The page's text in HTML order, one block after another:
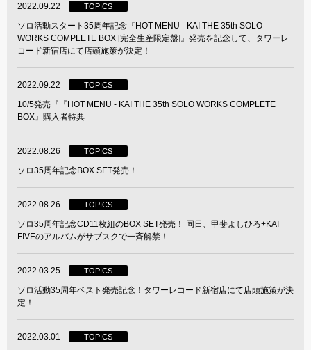
2022.09.22 TOPICS
ソロ活動スタート35周年記念『HOT MENU - KAI THE 35th SOLO
WORKS COMPLETE BOX [完全生産限定盤]』発売を記念して、タワーレ
コード新宿店にて店頭施策が決定！
2022.09.22 TOPICS
10/5発売『『HOT MENU - KAI THE 35th SOLO WORKS COMPLETE
BOX』購入者特典
2022.08.26 TOPICS
ソロ35周年記念BOX SET発売！
2022.08.26 TOPICS
ソロ35周年記念CD11枚組のBOX SET発売！ 同日、甲斐よしひろ+KAI
FIVEのアルバムがサブスクで一斉解禁！
2022.03.25 TOPICS
ソロ活動35周年ベスト発売記念！タワーレコード新宿店にて店頭施策が決
定！
2022.03.01 TOPICS